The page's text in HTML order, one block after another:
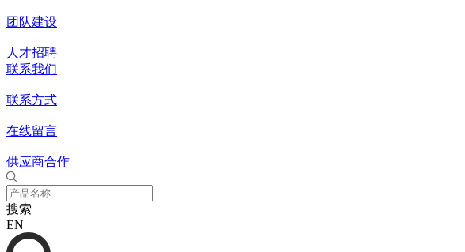
团队建设
人才招聘
联系我们
联系方式
在线留言
供应商合作
搜索
EN